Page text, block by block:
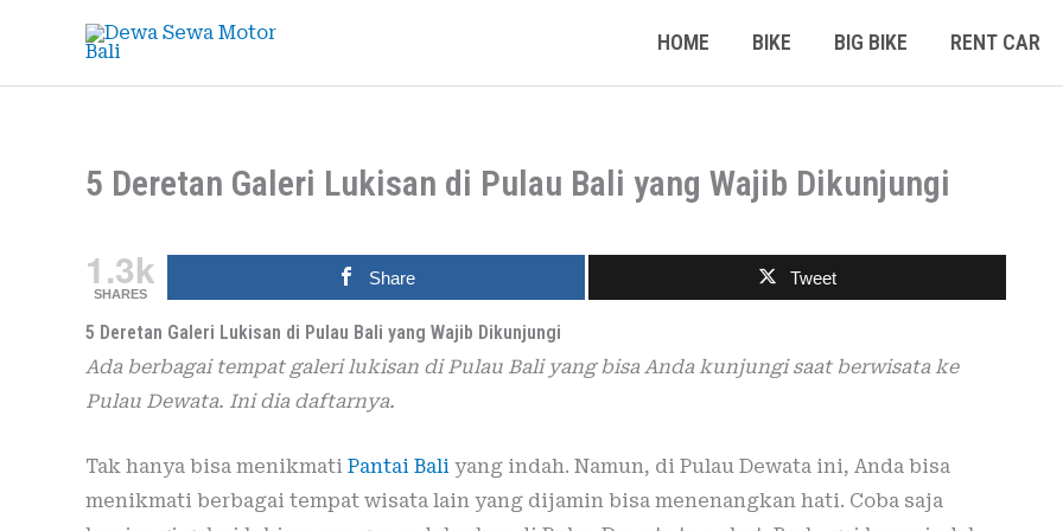
content
HOME BIKE BIG BIKE RENT CAR
5 Deretan Galeri Lukisan di Pulau Bali yang Wajib Dikunjungi
1.3k
SHARES
Share Tweet
5 Deretan Galeri Lukisan di Pulau Bali yang Wajib Dikunjungi
Ada berbagai tempat galeri lukisan di Pulau Bali yang bisa Anda kunjungi saat berwisata ke
Pulau Dewata. Ini dia daftarnya.
Tak hanya bisa menikmati Pantai Bali yang indah. Namun, di Pulau Dewata ini, Anda bisa
menikmati berbagai tempat wisata lain yang dijamin bisa menenangkan hati. Coba saja